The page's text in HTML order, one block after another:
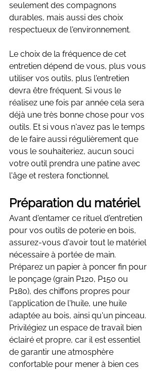
seulement des compagnons
durables, mais aussi des choix
respectueux de l'environnement.
Le choix de la fréquence de cet
entretien dépend de vous, plus vous
utiliser vos outils, plus l'entretien
devra être fréquent. Si vous le
réalisez une fois par année cela sera
déjà une très bonne chose pour vos
outils. Et si vous n'avez pas le temps
de le faire aussi régulièrement que
vous le souhaiteriez, aucun souci
votre outil prendra une patine avec
l'âge et restera fonctionnel.
Préparation du matériel
Avant d'entamer ce rituel d'entretien
pour vos outils de poterie en bois,
assurez-vous d'avoir tout le matériel
nécessaire à portée de main.
Préparez un papier à poncer fin pour
le ponçage (grain P120, P150 ou
P180), des chiffons propres pour
l'application de l'huile, une huile
adaptée au bois, ainsi qu'un pinceau.
Privilégiez un espace de travail bien
éclairé et propre, car il est essentiel
de garantir une atmosphère
confortable pour mener à bien ces